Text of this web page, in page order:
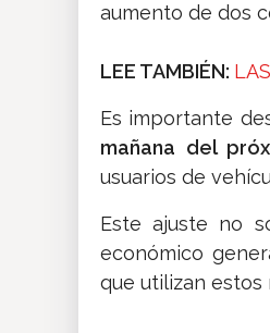
aumento de dos
LEE TAMBIÉN:
Es importante
mañana del
usuarios de
Este ajuste no
económico
que utilizan estos